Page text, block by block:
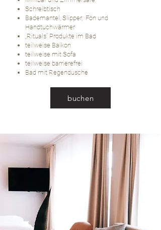
Schreibtisch
Bademantel, Slipper, Fön und
Handtuchwärmer
„Rituals“ Produkte im Bad
teilweise Balkon
teilweise mit Sofa
teilweise barrierefrei
Bad mit Regendusche
buchen